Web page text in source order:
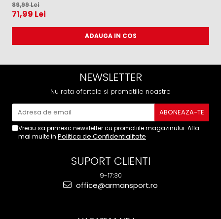
89,99 Lei
71,99 Lei
ADAUGA IN COS
NEWSLETTER
Nu rata ofertele si promotiile noastre
Vreau sa primesc newsletter cu promotiile magazinului. Afla
mai multe in Politica de Confidentialitate
SUPORT CLIENTI
9-17:30
office@armansport.ro